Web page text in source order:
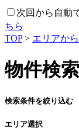
次回から自動
ちら
TOP> エリアか
物件検
検索条件を絞り込む
エリア選択